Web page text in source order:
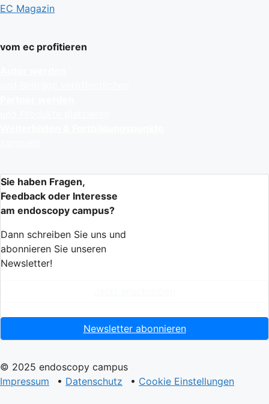
EC Magazin
vom ec profitieren
Sie haben Fragen,
Feedback oder Interesse
am endoscopy campus?
Dann schreiben Sie uns und
abonnieren Sie unseren
Newsletter!
Newsletter abonnieren
© 2025 endoscopy campus
Impressum
• Datenschutz • Cookie Einstellungen